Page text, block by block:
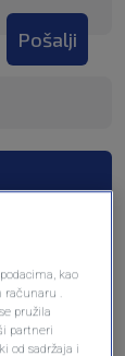
Pošalji
kao
računaru .
pružila
partneri
od sadržaja i